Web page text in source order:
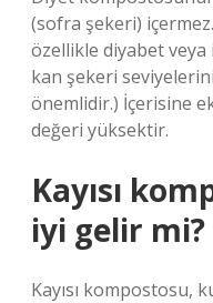
(sofra şekeri)
özellikle diyabet
kan şekeri
önemlidir.) İçerisine
değeri yüksektir.
Kayısı
iyi gelir mi?
Kayısı kompostosu,